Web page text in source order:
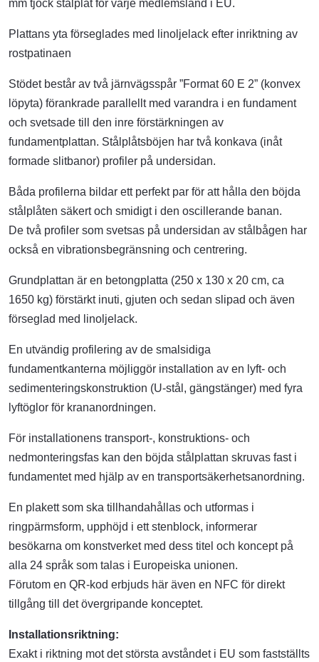
mm tjock stålplåt för varje medlemsland i EU.
Plattans yta förseglades med linoljelack efter inriktning av
rostpatinaen
Stödet består av två järnvägsspår ”Format 60 E 2” (konvex
löpyta) förankrade parallellt med varandra i en fundament
och svetsade till den inre förstärkningen av
fundamentplattan. Stålplåtsböjen har två konkava (inåt
formade slitbanor) profiler på undersidan.
Båda profilerna bildar ett perfekt par för att hålla den böjda
stålplåten säkert och smidigt i den oscillerande banan.
De två profiler som svetsas på undersidan av stålbågen har
också en vibrationsbegränsning och centrering.
Grundplattan är en betongplatta (250 x 130 x 20 cm, ca
1650 kg) förstärkt inuti, gjuten och sedan slipad och även
förseglad med linoljelack.
En utvändig profilering av de smalsidiga
fundamentkanterna möjliggör installation av en lyft- och
sedimenteringskonstruktion (U-stål, gängstänger) med fyra
lyftöglor för krananordningen.
För installationens transport-, konstruktions- och
nedmonteringsfas kan den böjda stålplattan skruvas fast i
fundamentet med hjälp av en transportsäkerhetsanordning.
En plakett som ska tillhandahållas och utformas i
ringpärmsform, upphöjd i ett stenblock, informerar
besökarna om konstverket med dess titel och koncept på
alla 24 språk som talas i Europeiska unionen.
Förutom en QR-kod erbjuds här även en NFC för direkt
tillgång till det övergripande konceptet.
Installationsriktning:
Exakt i riktning mot det största avståndet i EU som fastställts